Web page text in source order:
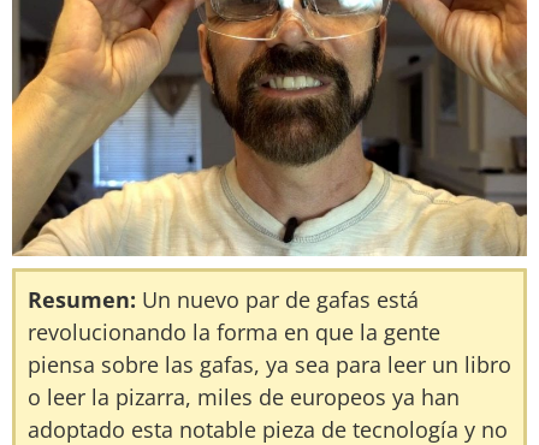
Resumen: Un nuevo par de gafas está
revolucionando la forma en que la gente
piensa sobre las gafas, ya sea para leer un libro
o leer la pizarra, miles de europeos ya han
adoptado esta notable pieza de tecnología y no